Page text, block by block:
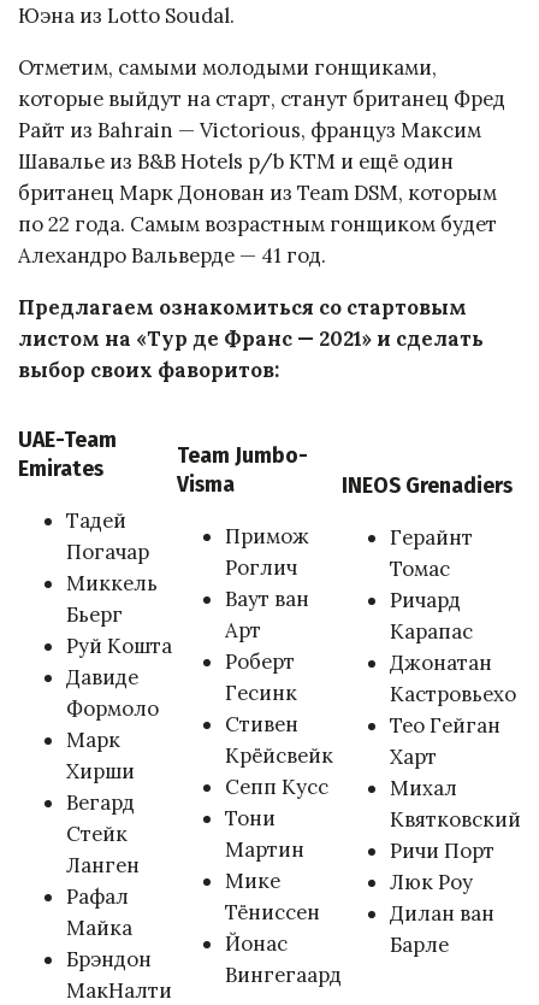
Юэна из Lotto Soudal.
Отметим, самыми молодыми гонщиками,
которые выйдут на старт, станут британец Фред
Райт из Bahrain — Victorious, француз Максим
Шавалье из B&B Hotels p/b KTM и ещё один
британец Марк Донован из Team DSM, которым
по 22 года. Самым возрастным гонщиком будет
Алехандро Вальверде — 41 год.
Предлагаем ознакомиться со стартовым
листом на «Тур де Франс — 2021» и сделать
выбор своих фаворитов:
UAE-Team
Emirates
Тадей
Погачар
Миккель
Бьерг
Руй Кошта
Давиде
Формоло
Марк
Хирши
Вегард
Стейк
Ланген
Рафал
Майка
Брэндон
МакНалти
Team Jumbo-
Visma
Примож
Роглич
Ваут ван
Арт
Роберт
Гесинк
Стивен
Крёйсвейк
Сепп Кусс
Тони
Мартин
Мике
Тёниссен
Йонас
Вингегаард
INEOS Grenadiers
Герайнт
Томас
Ричард
Карапас
Джонатан
Кастровьехо
Тео Гейган
Харт
Михал
Квятковский
Ричи Порт
Люк Роу
Дилан ван
Барле